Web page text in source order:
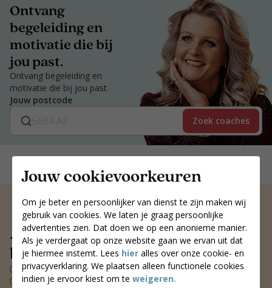
Jouw cookievoorkeuren
Om je beter en persoonlijker van dienst te zijn maken wij
gebruik van cookies. We laten je graag persoonlijke
advertenties zien. Dat doen we op een anonieme manier.
Als je verdergaat op onze website gaan we ervan uit dat
je hiermee instemt. Lees hier alles over onze cookie- en
privacyverklaring. We plaatsen alleen functionele cookies
indien je ervoor kiest om te weigeren.
Ontvang
begeleiding en
motivatie die bij
jou past.
Ontvang begeleiding en
motivatie die bij jou past.
Jouw postcode
Zoek coaches
Altijd een voedingscoach
bij jou in de buurt
Persoonlijk voedingsplan
Wekelijks contact met je coach